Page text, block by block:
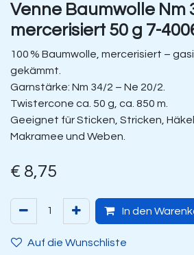
Venne Baumwolle Nm
mercerisiert 50 g 7-
100 % Baumwolle, mercerisiert –
gekämmt.
Garnstärke: Nm 34/2 – Ne 20/2.
Twistercone ca. 50 g, ca. 850 m.
Geeignet für Sticken, Stricken,
Makramee und Weben.
€ 8,75
In den
Auf die Wunschliste